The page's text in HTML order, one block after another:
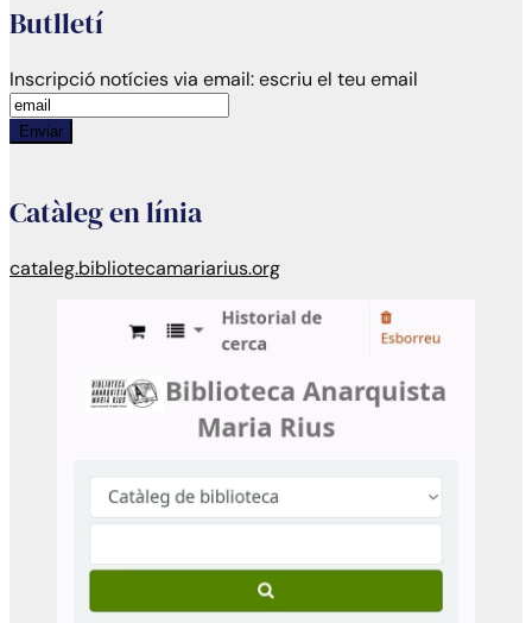
Butlletí
Inscripció notícies via email:escriu el teu email
Enviar
Catàleg en línia
cataleg.bibliotecamariarius.org